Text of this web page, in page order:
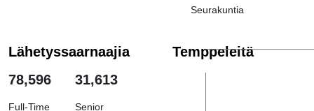
Seurakuntia
Lähetyssaarnaajia
78,596
Full-Time
31,613
Senior
Temppeleitä